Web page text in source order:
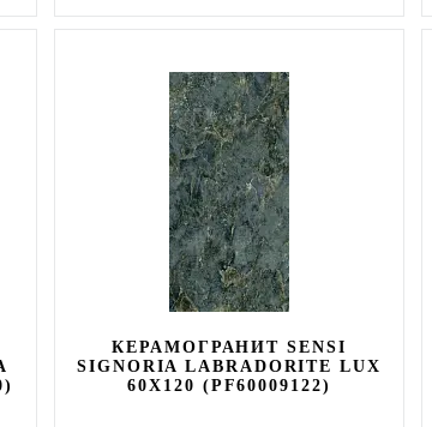
КЕРАМОГРАНИТ SENSI
SIGNORIA LABRADORITE LUX
60X120 (PF60009122)